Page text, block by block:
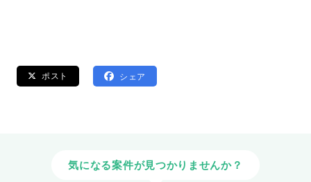
ポスト シェア
気になる案件が見つかりませんか？